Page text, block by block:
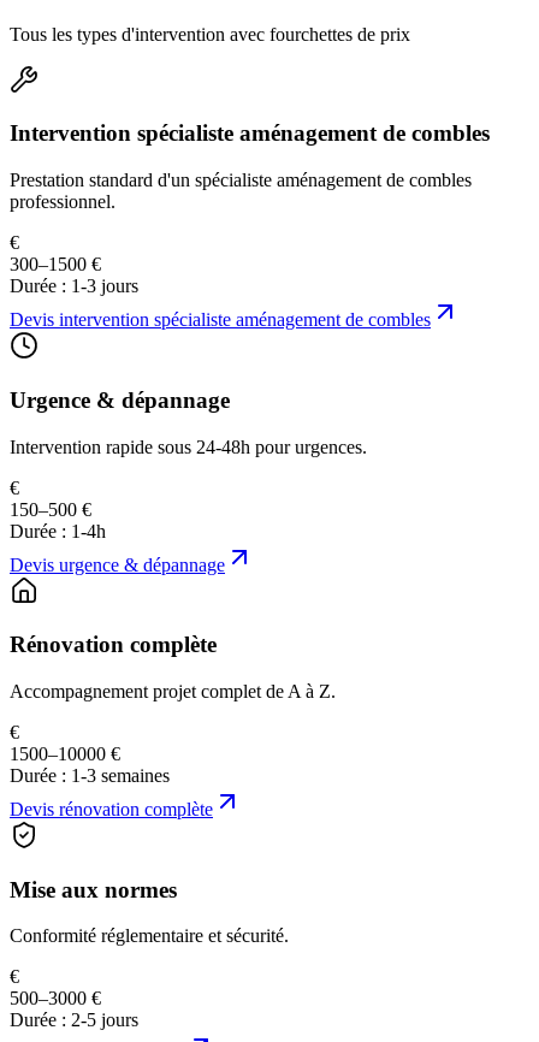
Tous les types d'intervention avec fourchettes de prix
Intervention spécialiste aménagement de combles
Prestation standard d'un spécialiste aménagement de combles
professionnel.
€
300–1500 €
Durée : 1-3 jours
Devis intervention spécialiste aménagement de combles
Urgence & dépannage
Intervention rapide sous 24-48h pour urgences.
€
150–500 €
Durée : 1-4h
Devis urgence & dépannage
Rénovation complète
Accompagnement projet complet de A à Z.
€
1500–10000 €
Durée : 1-3 semaines
Devis rénovation complète
Mise aux normes
Conformité réglementaire et sécurité.
€
500–3000 €
Durée : 2-5 jours